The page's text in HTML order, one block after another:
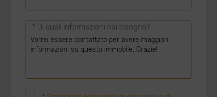
* Di quali informazioni hai bisogno?